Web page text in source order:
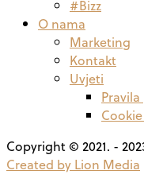
#Bizz
O nama
Marketing
Kontakt
Uvjeti
Copyright © 2021. -
Created by Lion Media